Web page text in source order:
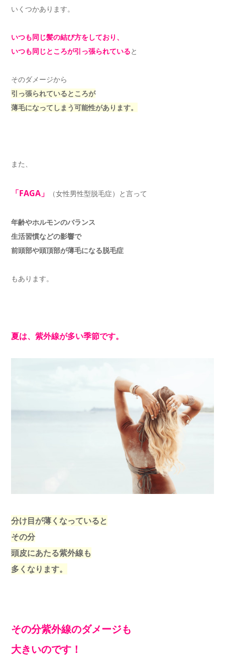
いくつかあります。
いつも同じ髪の結び方をしており、
いつも同じところが引っ張られていると
そのダメージから
引っ張られているところが
薄毛になってしまう可能性があります。
また、
「FAGA」 （女性男性型脱毛症）と言って
年齢やホルモンのバランス
生活習慣などの影響で
前頭部や頭頂部が薄毛になる脱毛症
もあります。
夏は、紫外線が多い季節です。
分け目が薄くなっていると
その分
頭皮にあたる紫外線も
多くなります。
その分紫外線のダメージも
大きいのです！